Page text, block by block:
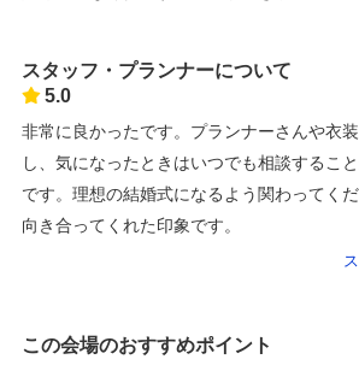
スタッフ・プランナーについて
5.0
非常に良かったです。プランナーさんや衣
し、気になったときはいつでも相談するこ
です。理想の結婚式になるよう関わってく
向き合ってくれた印象です。
この会場のおすすめポイント